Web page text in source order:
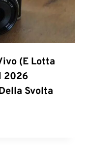
(e Lotta
2026
Svolta